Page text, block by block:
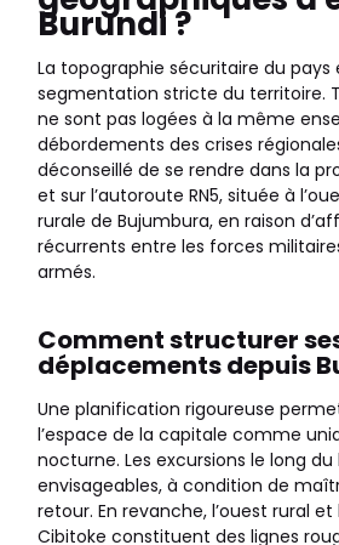
Burundi ?
La topographie sécuritaire du pays
segmentation stricte du territoire.
ne sont pas logées à la même
débordements des crises
déconseillé de se rendre dans la
et sur l’autoroute RN5, située à
rurale de Bujumbura, en raison
récurrents entre les forces
armés.
Comment structurer
déplacements depuis
Une planification rigoureuse
l’espace de la capitale comme
nocturne. Les excursions le long
envisageables, à condition de
retour. En revanche, l’ouest rural
Cibitoke constituent des lignes